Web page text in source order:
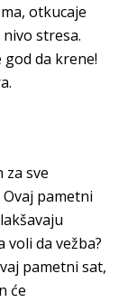
otkucaje
stresa.
da krene!
za sve
pametni
voli da vežba?
pametni sat,
će